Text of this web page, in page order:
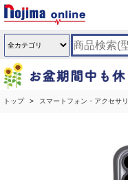
トップ スマートフォン・アクセサリ